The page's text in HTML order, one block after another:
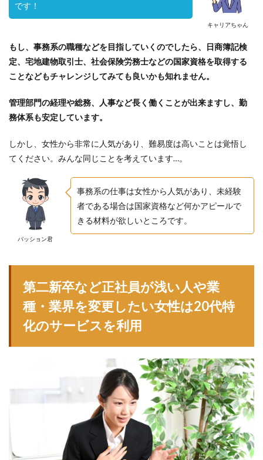
キャリアちゃん
です！
もし、事務系の職種などを目指していくのでしたら、日商簿記検
定、宅地建物取引士、社会保険労務士などの国家資格を取得する
ことなどもチャレンジしてみても良いかも知れません。
管理部門の経理や総務、人事など長く働くことが出来ますし、勤
務体系も安定しています。
しかし、女性から非常に人気があり、難易度は高いことは覚悟し
てください。みんな同じことを考えています…。
パッション君
事務系の仕事は女性から人気があり、未経験
者である場合は国家資格など何かアピールで
きる材料が欲しいところです。
第二新卒など正社員が浅い人や業
種・業界を変更したい女性は20代特
化のサービスを利用